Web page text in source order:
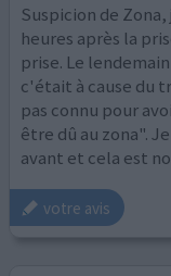
Suspicion de
heures après la
prise. Le
c'était à cause du
pas connu pour
être dû au zona".
avant et cela est
votre avis